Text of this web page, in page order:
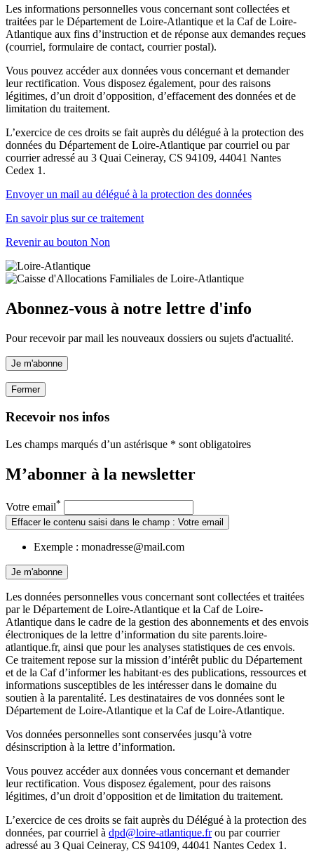
Les informations personnelles vous concernant sont collectées et
traitées par le Département de Loire-Atlantique et la Caf de Loire-
Atlantique aux fins d’instruction et de réponse aux demandes reçues
(courriel, formulaire de contact, courrier postal).
Vous pouvez accéder aux données vous concernant et demander
leur rectification. Vous disposez également, pour des raisons
légitimes, d’un droit d’opposition, d’effacement des données et de
limitation du traitement.
L’exercice de ces droits se fait auprès du délégué à la protection des
données du Département de Loire-Atlantique par courriel ou par
courrier adressé au 3 Quai Ceineray, CS 94109, 44041 Nantes
Cedex 1.
Envoyer un mail au délégué à la protection des données
En savoir plus sur ce traitement
Revenir au bouton Non
Abonnez-vous à notre lettre d'info
Pour recevoir par mail les nouveaux dossiers ou sujets d'actualité.
Je m'abonne
Fermer
Recevoir nos infos
Les champs marqués d’un astérisque * sont obligatoires
M’abonner à la newsletter
Votre email*
Effacer le contenu saisi dans le champ : Votre email
Exemple : monadresse@mail.com
Je m'abonne
Les données personnelles vous concernant sont collectées et traitées
par le Département de Loire-Atlantique et la Caf de Loire-
Atlantique dans le cadre de la gestion des abonnements et des envois
électroniques de la lettre d’information du site parents.loire-
atlantique.fr, ainsi que pour les analyses statistiques de ces envois.
Ce traitement repose sur la mission d’intérêt public du Département
et de la Caf d’informer les habitant·es des publications, ressources et
informations susceptibles de les intéresser dans le domaine du
soutien à la parentalité. Les destinataires de vos données sont le
Département de Loire-Atlantique et la Caf de Loire-Atlantique.
Vos données personnelles sont conservées jusqu’à votre
désinscription à la lettre d’information.
Vous pouvez accéder aux données vous concernant et demander
leur rectification. Vous disposez également, pour des raisons
légitimes, d’un droit d’opposition et de limitation du traitement.
L’exercice de ces droits se fait auprès du Délégué à la protection des
données, par courriel à dpd@loire-atlantique.frou par courrier
adressé au 3 Quai Ceineray, CS 94109, 44041 Nantes Cedex 1.